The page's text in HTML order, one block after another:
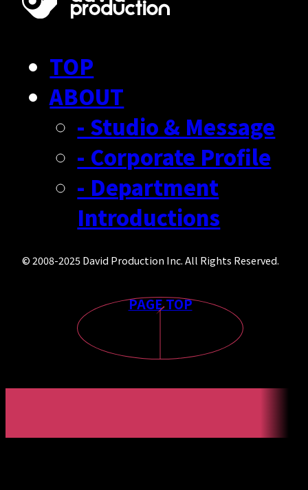
TOP
ABOUT
- Studio & Message
- Corporate Profile
- Department
Introductions
© 2008-2025 David Production Inc. All Rights Reserved.
PAGE TOP